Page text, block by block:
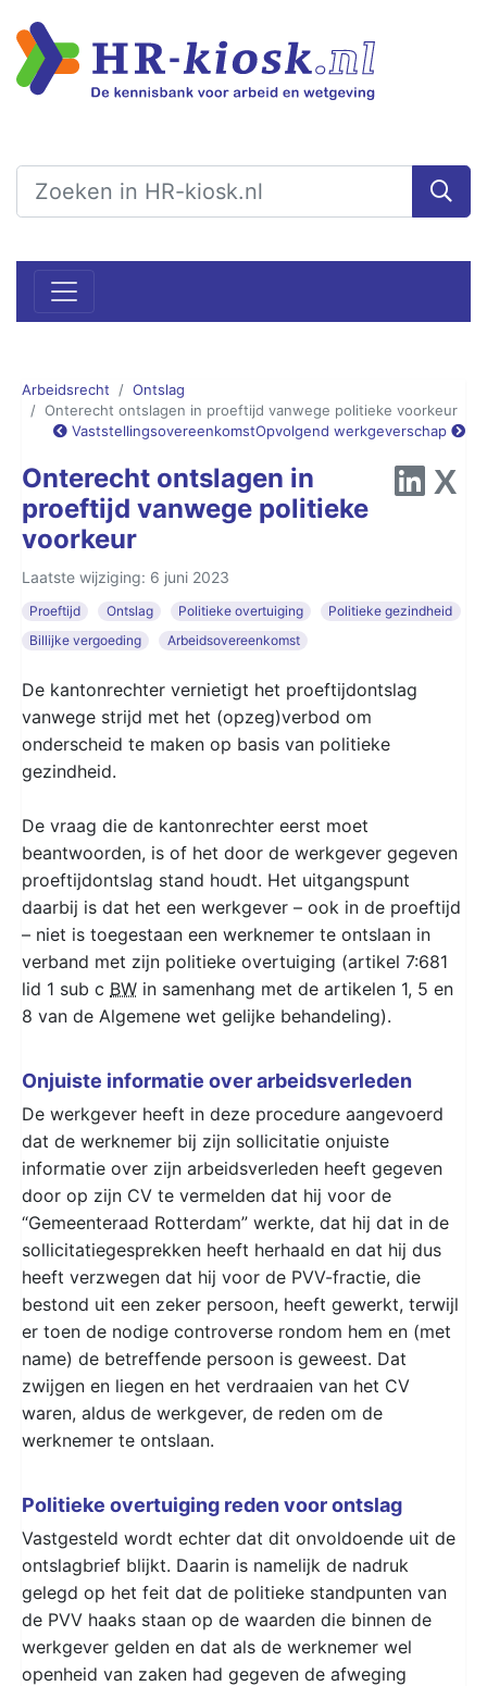
Arbeidsrecht
Ontslag
Onterecht ontslagen in proeftijd vanwege politieke voorkeur
VaststellingsovereenkomstOpvolgend werkgeverschap
Onterecht ontslagen in
proeftijd vanwege politieke
voorkeur
Laatste wijziging: 6 juni 2023
Proeftijd Ontslag Politieke overtuiging
Politieke gezindheid
Billijke vergoeding
Arbeidsovereenkomst
De kantonrechter vernietigt het proeftijdontslag
vanwege strijd met het (opzeg)verbod om
onderscheid te maken op basis van politieke
gezindheid.
De vraag die de kantonrechter eerst moet
beantwoorden, is of het door de werkgever gegeven
proeftijdontslag stand houdt. Het uitgangspunt
daarbij is dat het een werkgever – ook in de proeftijd
– niet is toegestaan een werknemer te ontslaan in
verband met zijn politieke overtuiging (artikel 7:681
lid 1 sub c BW in samenhang met de artikelen 1, 5 en
8 van de Algemene wet gelijke behandeling).
Onjuiste informatie over arbeidsverleden
De werkgever heeft in deze procedure aangevoerd
dat de werknemer bij zijn sollicitatie onjuiste
informatie over zijn arbeidsverleden heeft gegeven
door op zijn CV te vermelden dat hij voor de
“Gemeenteraad Rotterdam” werkte, dat hij dat in de
sollicitatiegesprekken heeft herhaald en dat hij dus
heeft verzwegen dat hij voor de PVV-fractie, die
bestond uit een zeker persoon, heeft gewerkt, terwijl
er toen de nodige controverse rondom hem en (met
name) de betreffende persoon is geweest. Dat
zwijgen en liegen en het verdraaien van het CV
waren, aldus de werkgever, de reden om de
werknemer te ontslaan.
Politieke overtuiging reden voor ontslag
Vastgesteld wordt echter dat dit onvoldoende uit de
ontslagbrief blijkt. Daarin is namelijk de nadruk
gelegd op het feit dat de politieke standpunten van
de PVV haaks staan op de waarden die binnen de
werkgever gelden en dat als de werknemer wel
openheid van zaken had gegeven de afweging